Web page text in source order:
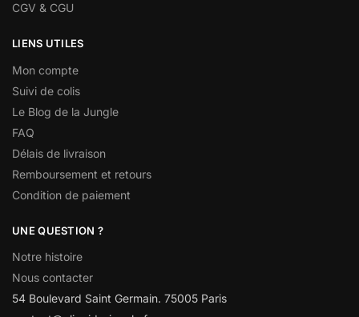
CGV & CGU
LIENS UTILES
Mon compte
Suivi de colis
Le Blog de la Jungle
FAQ
Délais de livraison
Remboursement et retours
Condition de paiement
UNE QUESTION ?
Notre histoire
Nous contacter
54 Boulevard Saint Germain. 75005 Paris